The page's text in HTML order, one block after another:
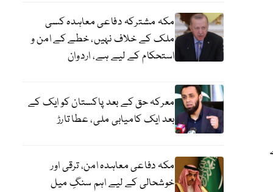
مکہ مشترکہ دفاعی معاہدہ کسی
ملک کے خلاف نہیں، خطے کے امن و
استحکام کے لیے ہے، اردوان
معرکہ حق کے بعد پاکستان کو ایک کے
بعد ایک کامیابی ملی، عطا تارڑ
مکہ دفاعی معاہدہ امن، ترقی اور
خوشحالی کے لیے اہم سنگِ میل